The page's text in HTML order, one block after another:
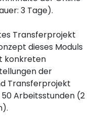
3 Tage).
Transferprojekt
dieses Moduls
konkreten
der
Transferprojekt
Arbeitsstunden (2